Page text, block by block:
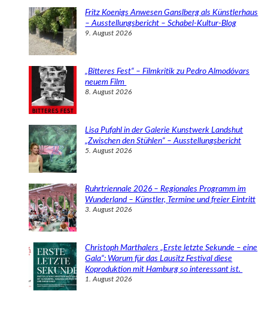
Fritz Koenigs Anwesen Ganslberg als Künstlerhaus
– Ausstellungsbericht – Schabel-Kultur-Blog
9. August 2026
„Bitteres Fest“ – Filmkritik zu Pedro Almodóvars
neuem Film
8. August 2026
Lisa Pufahl in der Galerie Kunstwerk Landshut
„Zwischen den Stühlen“ – Ausstellungsbericht
5. August 2026
Ruhrtriennale 2026 – Regionales Programm im
Wunderland – Künstler, Termine und freier Eintritt
3. August 2026
Christoph Marthalers „Erste letzte Sekunde – eine
Gala“: Warum für das Lausitz Festival diese
Koproduktion mit Hamburg so interessant ist.
1. August 2026